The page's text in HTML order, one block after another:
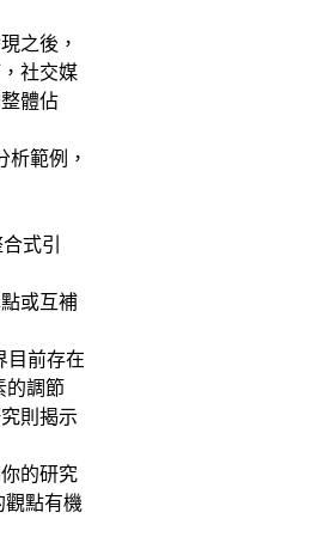
之後，
社交媒
體佔
析範例，
式引
或互補
目前存在
的調節
則揭示
的研究
觀點有機